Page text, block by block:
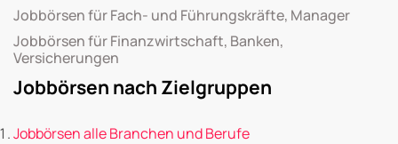
Jobbörsen für Fach- und Führungskräfte, Manager
Jobbörsen für Finanzwirtschaft, Banken,
Versicherungen
Jobbörsen nach Zielgruppen
Jobbörsen alle Branchen und Berufe